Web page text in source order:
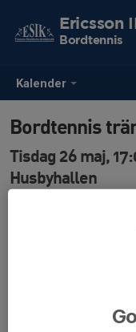
Kalender
Ericsson
Bordtennis
Bordtennis
Tisdag 26 maj,
Husbyhallen
Det går inte att
svenska lag.
Håkan Björkegren